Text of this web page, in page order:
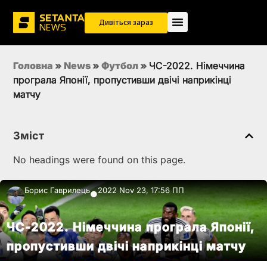
Дивіться зараз
Головна » News » Футбол » ЧС-2022. Німеччина
програла Японії, пропустивши двічі наприкінці
матчу
Зміст
No headings were found on this page.
Борис Гаврилець●2022 Nov 23, 17:56 ПП
ЧС-2022. Німеччина програла Японії,
пропустивши двічі наприкінці матчу